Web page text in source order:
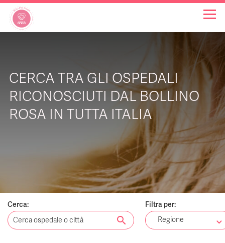
INIZIATIVE
NOTIZIE
CHI SIAMO
CERCA TRA GLI OSPEDALI
RICONOSCIUTI DAL BOLLINO
ROSA IN TUTTA ITALIA
Cerca:
search
Filtra per:
Regione